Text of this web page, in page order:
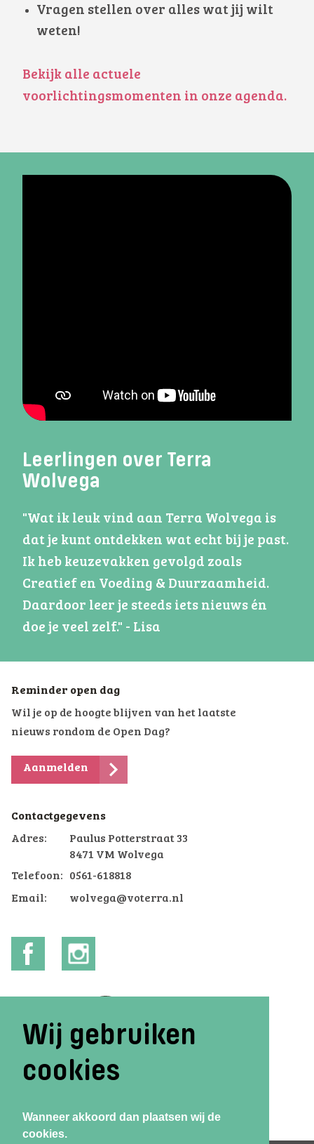
Wij gebruiken
cookies
Wanneer akkoord dan plaatsen wij de
cookies.
Vragen stellen over alles wat jij wilt
weten!
Bekijk alle actuele
voorlichtingsmomenten in onze agenda.
Leerlingen over Terra
Wolvega
"Wat ik leuk vind aan Terra Wolvega is
dat je kunt ontdekken wat echt bij je past.
Ik heb keuzevakken gevolgd zoals
Creatief en Voeding & Duurzaamheid.
Daardoor leer je steeds iets nieuws én
doe je veel zelf." - Lisa
Reminder open dag
Wil je op de hoogte blijven van het laatste
nieuws rondom de Open Dag?
Aanmelden
Contactgegevens
Adres:
Paulus Potterstraat 33
8471 VM Wolvega
Telefoon:
0561-618818
Email:
wolvega@voterra.nl